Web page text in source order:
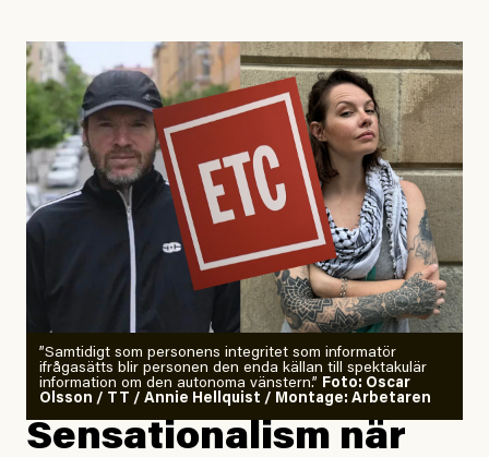
”Samtidigt som personens integritet som informatör
ifrågasätts blir personen den enda källan till spektakulär
information om den autonoma vänstern.” Foto: Oscar
Olsson / TT / Annie Hellquist / Montage: Arbetaren
Sensationalism när